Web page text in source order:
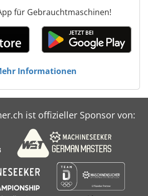
für Gebrauchtmaschinen!
Informationen
ist offizieller Sponsor von: